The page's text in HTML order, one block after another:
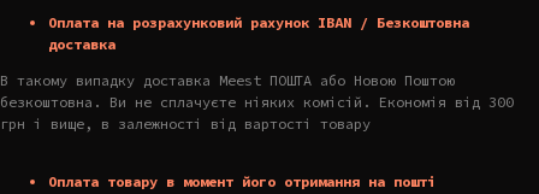
Оплата на розрахунковий рахунок IBAN / Безкоштовна
доставка
В такому випадку доставка Meest ПОШТА або Новою Поштою
безкоштовна. Ви не сплачуєте ніяких комісій. Економія від 300
грн і вище, в залежності від вартості товару
Оплата товару в момент його отримання на пошті